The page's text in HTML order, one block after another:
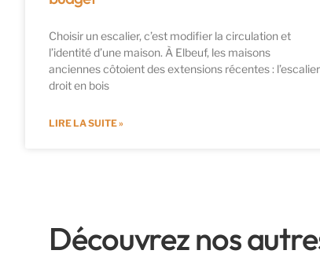
Choisir un escalier, c’est modifier la circulation et
l’identité d’une maison. À Elbeuf, les maisons
anciennes côtoient des extensions récentes : l’escalier
droit en bois
LIRE LA SUITE »
Découvrez nos